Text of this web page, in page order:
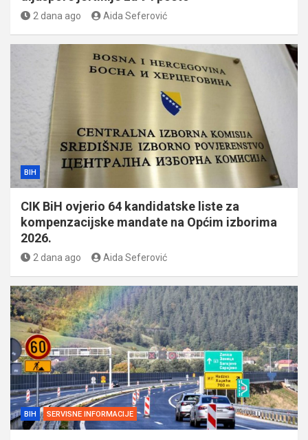
2 dana ago Aida Seferović
BIH
CIK BiH ovjerio 64 kandidatske liste za
kompenzacijske mandate na Općim izborima
2026.
2 dana ago Aida Seferović
BIH SERVISNE INFORMACIJE